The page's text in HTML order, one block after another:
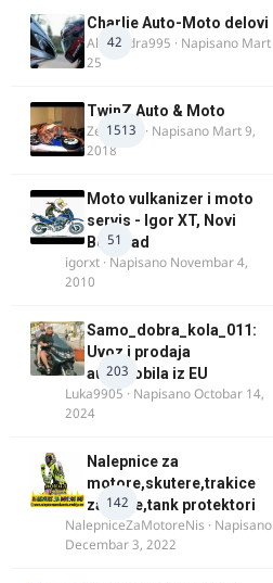
42
Charlie Auto-Moto delovi
Alexandra995 · Napisano Mart
25
1513
TwinZ Auto & Moto
Zeljkamp · Napisano Mart 9,
2018
51
Moto vulkanizer i moto
servis - Igor XT, Novi
Beograd
igorxt · Napisano Novembar 4,
2010
203
Samo_dobra_kola_011:
Uvoz i prodaja
automobila iz EU
Luka9905 · NapisanoOctobar 14,
2024
142
Nalepnice za
motore,skutere,trakice
za felne,tank protektori
NalepniceZaMotoreNis · Napisano
Decembar 3, 2022